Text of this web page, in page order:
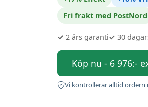
Fri frakt med PostNord
✓ 2 års garanti✓ 30
Köp nu - 6 976:-
Vi kontrollerar alltid